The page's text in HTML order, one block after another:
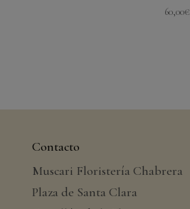
60,00€
Contacto
Muscari Floristería Chabrera
Plaza de Santa Clara